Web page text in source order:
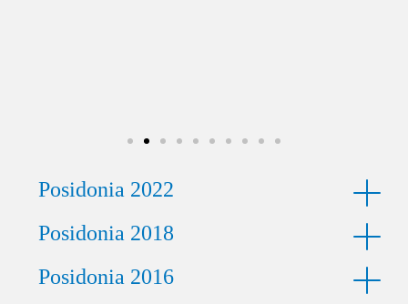
Posidonia 2022
Posidonia 2018
Posidonia 2016